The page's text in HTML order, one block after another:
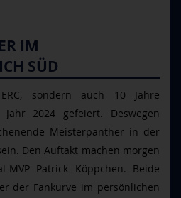
IM
SÜD
sondern auch 10 Jahre
2024 gefeiert. Deswegen
Meisterpanther in der
Den Auftakt machen morgen
MVP Patrick Köppchen. Beide
der Fankurve im persönlichen